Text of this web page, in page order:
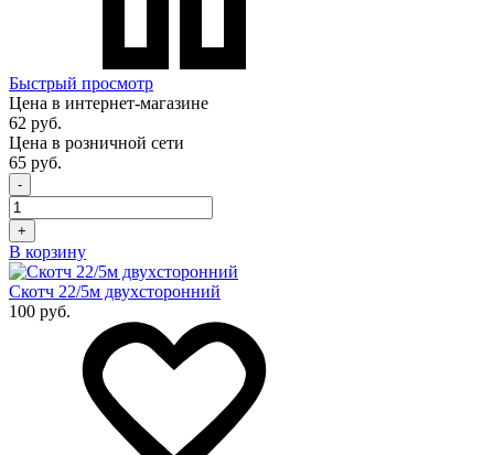
Быстрый просмотр
Цена в интернет-магазине
62 руб.
Цена в розничной сети
65 руб.
-
+
В корзину
Скотч 22/5м двухсторонний
100 руб.